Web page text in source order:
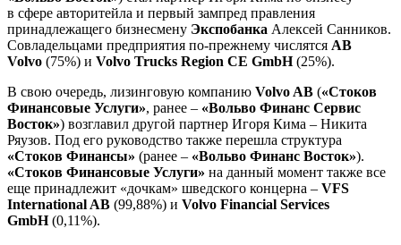
в сфере авторитейла и первый зампред правления
принадлежащего бизнесмену Экспобанка Алексей Санников.
Совладельцами предприятия по-прежнему числятся AB
Volvo (75%) и Volvo Trucks Region CE GmbH(25%).
В свою очередь, лизинговую компанию Volvo AB («Стоков
Финансовые Услуги», ранее – «Вольво Финанс Сервис
Восток») возглавил другой партнер Игоря Кима – Никита
Ряузов. Под его руководство также перешла структура
«Стоков Финансы» (ранее – «Вольво Финанс Восток»).
«Стоков Финансовые Услуги» на данный момент также все
еще принадлежит «дочкам» шведского концерна – VFS
International AB (99,88%) и Volvo Financial Services
GmbH(0,11%).